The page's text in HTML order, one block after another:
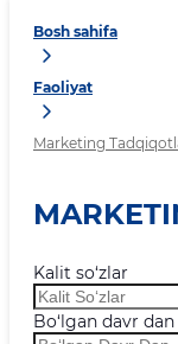
Bosh sahifa
Faoliyat
Marketing
Kalit so‘zlar
Bo‘lgan davr dan